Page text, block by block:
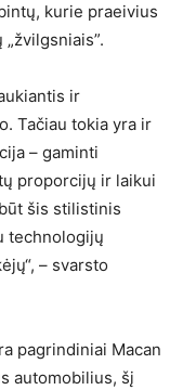
kurie praeivius
ir
Tačiau tokia yra ir
– gaminti
proporcijų ir laikui
šis stilistinis
technologijų
– svarsto
pagrindiniai Macan
automobilius, šį